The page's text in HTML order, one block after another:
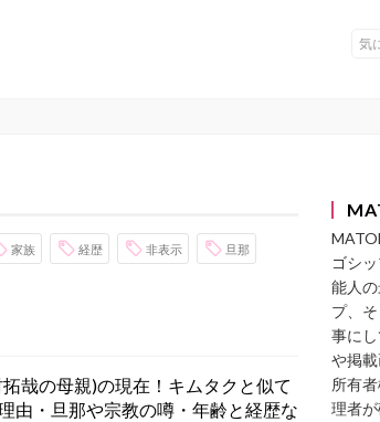
家族 経歴 非表示 旦那
哉の母親)の現在！キムタクと似て
由・旦那や宗教の噂・年齢と経歴な
ゴシ
能人
プ、
事に
や掲
所有
理者が